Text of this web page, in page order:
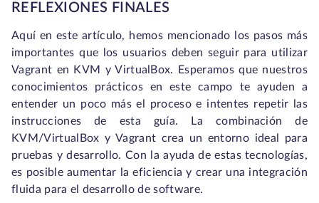
REFLEXIONES FINALES
Aquí en este artículo, hemos mencionado los pasos más
importantes que los usuarios deben seguir para utilizar
Vagrant en KVM y VirtualBox. Esperamos que nuestros
conocimientos prácticos en este campo te ayuden a
entender un poco más el proceso e intentes repetir las
instrucciones de esta guía. La combinación de
KVM/VirtualBox y Vagrant crea un entorno ideal para
pruebas y desarrollo. Con la ayuda de estas tecnologías,
es posible aumentar la eficiencia y crear una integración
fluida para el desarrollo de software.